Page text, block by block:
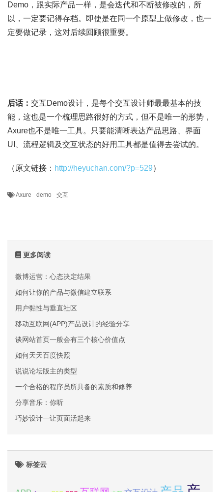
Demo，跟实际产品一样，是会迭代和不断被修改的，所
以，一定要记得存档。即使是在同一个原型上做修改，也一
定要做记录，这对后续回顾很重要。
后话： 交互Demo设计，是每个交互设计师最最基本的技
能，这也是一个梳理思路很好的方式，但不是唯一的形势，
Axure也不是唯一工具。只要能清晰表达产品思路、界面
UI、流程逻辑及交互状态的好用工具都是值得去尝试的。
（原文链接： http://heyuchan.com/?p=529）
Axure demo 交互
更多阅读
微博运营：心态决定结果
如何让你的产品与微信建立联系
用户黏性与垂直社区
移动互联网(APP)产品设计的经验分享
谈网站首页一般会有三个核心价值点
如何天天百度快照
说说论坛版主的类型
一个合格的程序员所具备的素质和修养
分享音乐：你听
巧妙设计—让页面活起来
标签云